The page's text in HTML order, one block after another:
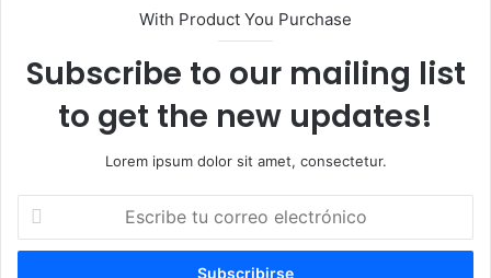
With Product You Purchase
Subscribe to our mailing list
to get the new updates!
Lorem ipsum dolor sit amet, consectetur.
Escribe
correo